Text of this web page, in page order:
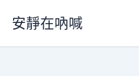
要
安靜在吶喊